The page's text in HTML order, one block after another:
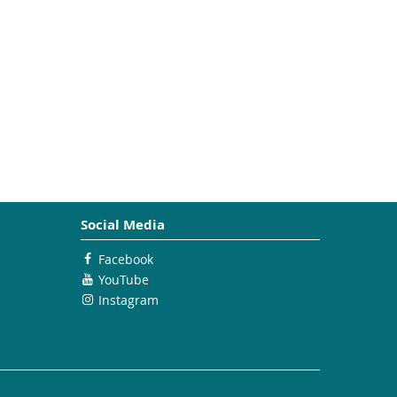
Social Media
Facebook
YouTube
Instagram